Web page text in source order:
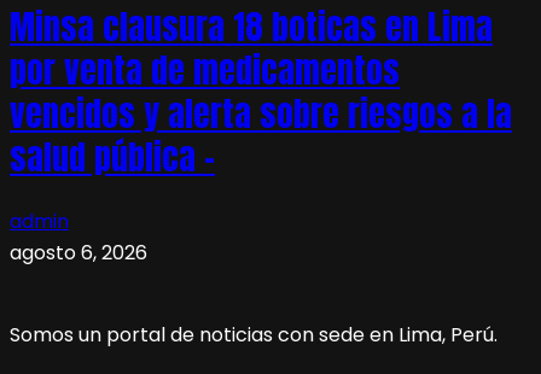
Minsa clausura 18 boticas en Lima
por venta de medicamentos
vencidos y alerta sobre riesgos a la
salud pública –
admin
agosto 6, 2026
Somos un portal de noticias con sede en Lima, Perú.